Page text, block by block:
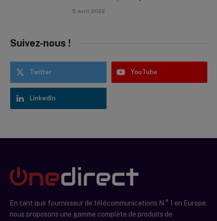
5 avril 2022
Suivez-nous !
Twitter YouTube
LinkedIn
En tant que fournisseur de télécommunications N ° 1 en Europe,
nous proposons une gamme complète de produits de